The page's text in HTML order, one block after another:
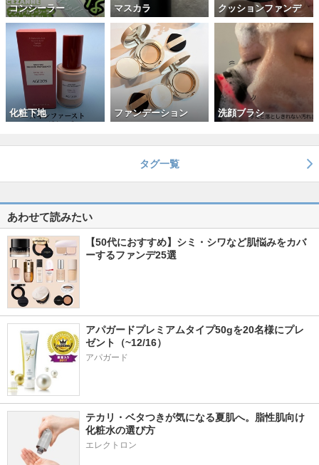
コンシーラー マスカラ クッションファンデ
化粧下地 ファンデーション 洗顔ブラシ
タグ一覧
あわせて読みたい
【50代におすすめ】シミ・シワなど肌悩みをカバ
ーするファンデ25選
アパガードプレミアムタイプ50gを20名様にプレ
ゼント（~12/16）
アパガード
テカリ・ベタつきが気になる夏肌へ。脂性肌向け
化粧水の選び方
エレクトロン